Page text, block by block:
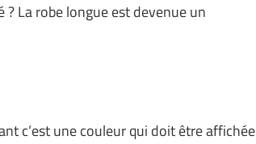
La robe longue est devenue un
c’est une couleur qui doit être affichée